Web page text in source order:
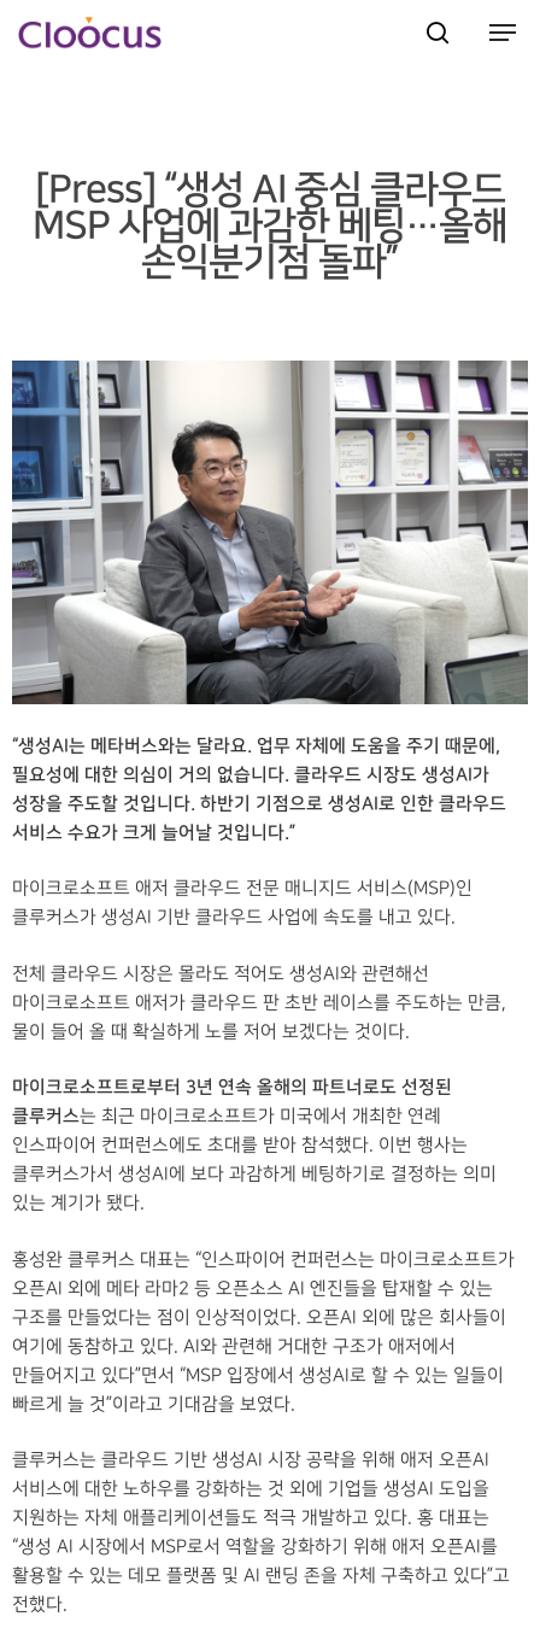
[Press] “생성 AI 중심 클라우드
MSP 사업에 과감한 베팅…올해
손익분기점 돌파”
“생성AI는 메타버스와는 달라요. 업무 자체에 도움을 주기 때문에,
필요성에 대한 의심이 거의 없습니다. 클라우드 시장도 생성AI가
성장을 주도할 것입니다. 하반기 기점으로 생성AI로 인한 클라우드
서비스 수요가 크게 늘어날 것입니다.”
마이크로소프트 애저 클라우드 전문 매니지드 서비스(MSP)인
클루커스가 생성AI 기반 클라우드 사업에 속도를 내고 있다.
전체 클라우드 시장은 몰라도 적어도 생성AI와 관련해선
마이크로소프트 애저가 클라우드 판 초반 레이스를 주도하는 만큼,
물이 들어 올 때 확실하게 노를 저어 보겠다는 것이다.
마이크로소프트로부터 3년 연속 올해의 파트너로도 선정된
클루커스는 최근 마이크로소프트가 미국에서 개최한 연례
인스파이어 컨퍼런스에도 초대를 받아 참석했다. 이번 행사는
클루커스가서 생성AI에 보다 과감하게 베팅하기로 결정하는 의미
있는 계기가 됐다.
홍성완 클루커스 대표는 “인스파이어 컨퍼런스는 마이크로소프트가
오픈AI 외에 메타 라마2 등 오픈소스 AI 엔진들을 탑재할 수 있는
구조를 만들었다는 점이 인상적이었다. 오픈AI 외에 많은 회사들이
여기에 동참하고 있다. AI와 관련해 거대한 구조가 애저에서
만들어지고 있다”면서 “MSP 입장에서 생성AI로 할 수 있는 일들이
빠르게 늘 것”이라고 기대감을 보였다.
클루커스는 클라우드 기반 생성AI 시장 공략을 위해 애저 오픈AI
서비스에 대한 노하우를 강화하는 것 외에 기업들 생성AI 도입을
지원하는 자체 애플리케이션들도 적극 개발하고 있다. 홍 대표는
“생성 AI 시장에서 MSP로서 역할을 강화하기 위해 애저 오픈AI를
활용할 수 있는 데모 플랫폼 및 AI 랜딩 존을 자체 구축하고 있다”고
전했다.